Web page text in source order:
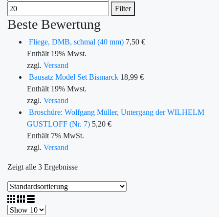
Filter
Beste Bewertung
Fliege, DMB, schmal (40 mm) 7,50 €
Enthält 19% Mwst.
zzgl. Versand
Bausatz Model Set Bismarck 18,99 €
Enthält 19% Mwst.
zzgl. Versand
Broschüre: Wolfgang Müller, Untergang der WILHELM
GUSTLOFF (Nr. 7) 5,20 €
Enthält 7% MwSt.
zzgl. Versand
Zeigt alle 3 Ergebnisse